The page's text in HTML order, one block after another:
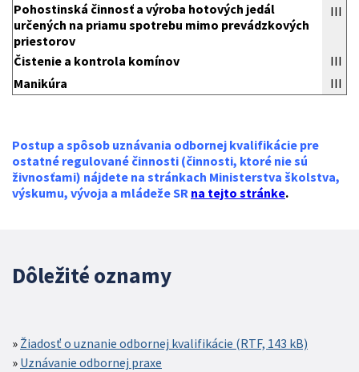
Pohostinská činnosť a výroba hotových jedál
určených na priamu spotrebu mimo prevádzkových
priestorov
III
Čistenie a kontrola komínov
III
Manikúra
III
Postup a spôsob uznávania odbornej kvalifikácie pre
ostatné regulované činnosti (činnosti, ktoré nie sú
živnosťami) nájdete na stránkach Ministerstva školstva,
výskumu, vývoja a mládeže SR na tejto stránke.
Dôležité oznamy
Žiadosť o uznanie odbornej kvalifikácie (RTF, 143 kB)
Uznávanie odbornej praxe